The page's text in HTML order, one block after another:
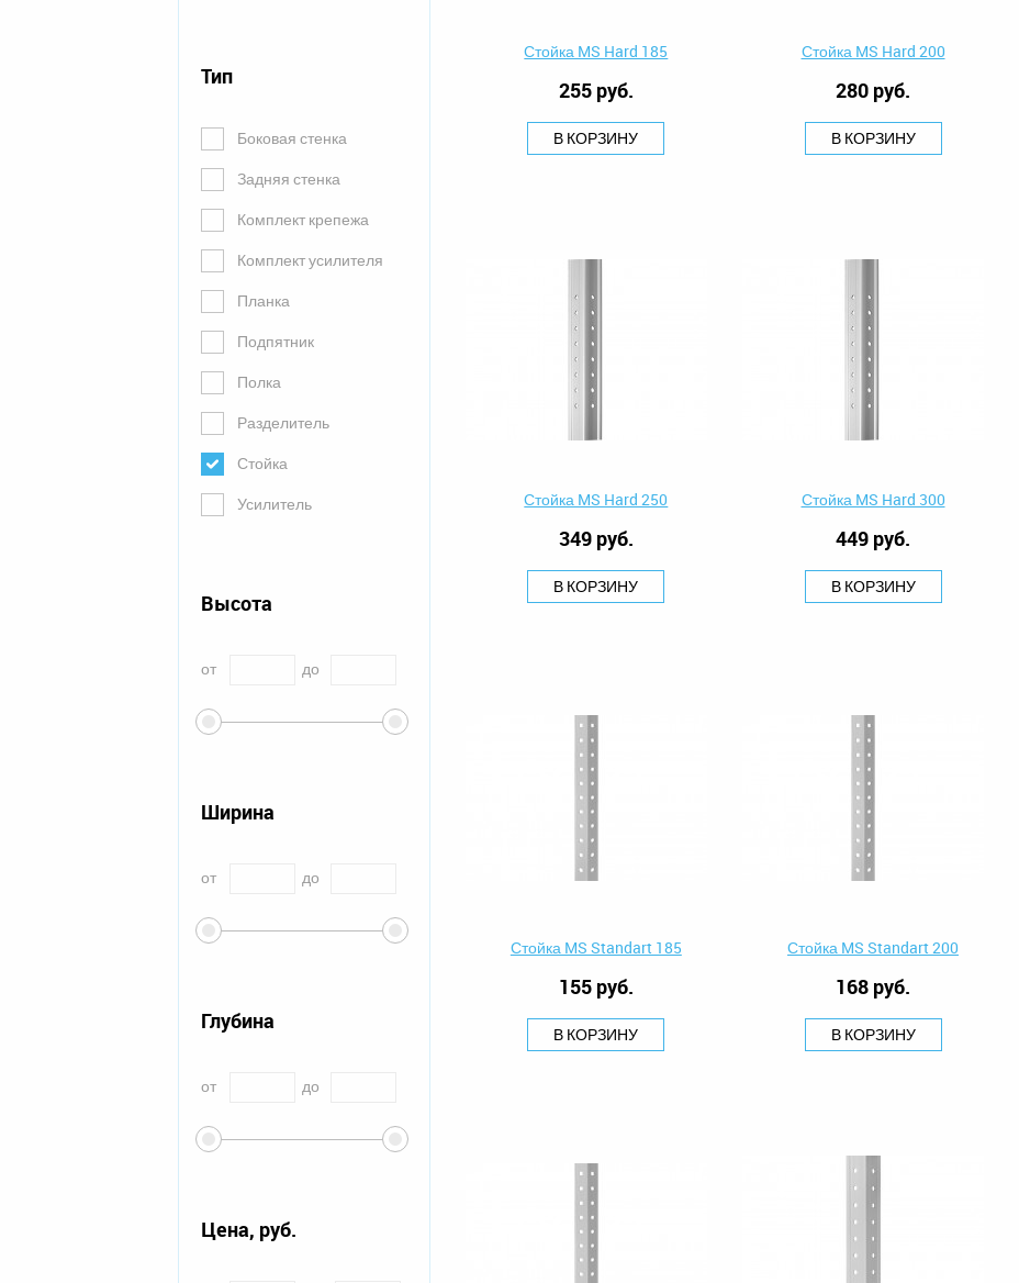
Тип
Боковая стенка
Задняя стенка
Комплект крепежа
Комплект усилителя
Планка
Подпятник
Полка
Разделитель
Стойка
Усилитель
Высота
от до
Ширина
от до
Глубина
от до
Цена, руб.
Стойка MS Hard 185
255 руб.
В КОРЗИНУ
Стойка MS Hard 200
280 руб.
В КОРЗИНУ
Стойка MS Hard 250
349 руб.
В КОРЗИНУ
Стойка MS Hard 300
449 руб.
В КОРЗИНУ
Стойка MS Standart 185
155 руб.
В КОРЗИНУ
Стойка MS Standart 200
168 руб.
В КОРЗИНУ